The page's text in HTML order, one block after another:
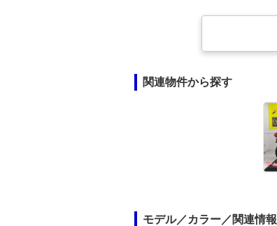
関連物件から探す
モデル／カラー／関連情報